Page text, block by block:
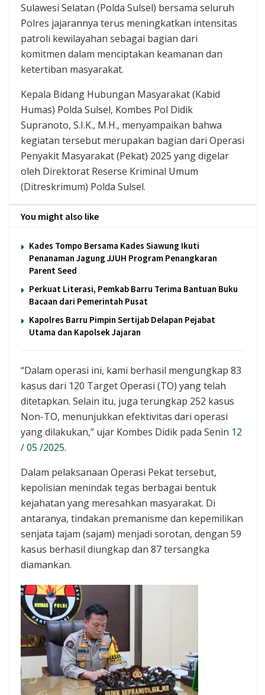
Sulawesi Selatan (Polda Sulsel) bersama seluruh
Polres jajarannya terus meningkatkan intensitas
patroli kewilayahan sebagai bagian dari
komitmen dalam menciptakan keamanan dan
ketertiban masyarakat.
Kepala Bidang Hubungan Masyarakat (Kabid
Humas) Polda Sulsel, Kombes Pol Didik
Supranoto, S.I.K., M.H., menyampaikan bahwa
kegiatan tersebut merupakan bagian dari Operasi
Penyakit Masyarakat (Pekat) 2025 yang digelar
oleh Direktorat Reserse Kriminal Umum
(Ditreskrimum) Polda Sulsel.
You might also like
Kades Tompo Bersama Kades Siawung Ikuti
Penanaman Jagung JJUH Program Penangkaran
Parent Seed
Perkuat Literasi, Pemkab Barru Terima Bantuan Buku
Bacaan dari Pemerintah Pusat
Kapolres Barru Pimpin Sertijab Delapan Pejabat
Utama dan Kapolsek Jajaran
“Dalam operasi ini, kami berhasil mengungkap 83
kasus dari 120 Target Operasi (TO) yang telah
ditetapkan. Selain itu, juga terungkap 252 kasus
Non-TO, menunjukkan efektivitas dari operasi
yang dilakukan,” ujar Kombes Didik pada Senin 12
/ 05 /2025.
Dalam pelaksanaan Operasi Pekat tersebut,
kepolisian menindak tegas berbagai bentuk
kejahatan yang meresahkan masyarakat. Di
antaranya, tindakan premanisme dan kepemilikan
senjata tajam (sajam) menjadi sorotan, dengan 59
kasus berhasil diungkap dan 87 tersangka
diamankan.